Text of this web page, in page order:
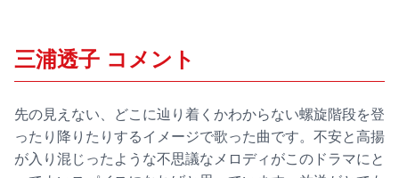
三浦透子 コメント
先の見えない、どこに辿り着くかわからない螺旋階段を登
ったり降りたりするイメージで歌った曲です。不安と高揚
が入り混じったような不思議なメロディがこのドラマにと